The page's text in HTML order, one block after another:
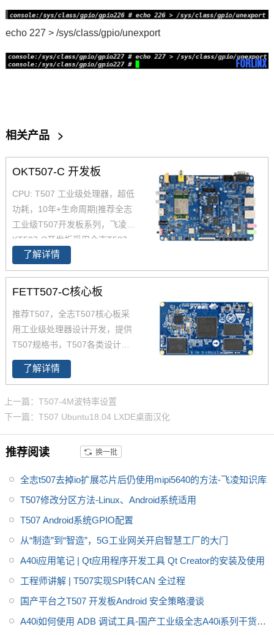
echo 227 > /sys/class/gpio/unexport
相关产品 >
OKT507-C 开发板
CPU: T507 工业级处理器，超低
功耗，10年+生命周期|推荐全志
工业级T507开发板系列，飞凌O
KT507-C开发板采用全志T507
四核工业级处理器 T507设计开
发，Cortex-A53架构，工业级宽
温，性能强，低功耗，是一款高
的开发设计资料，提供产品规格
书，软硬件手册等，全志的T507
适用于车载电子、电力、医疗、
工业控制、物联网、智能终端等
领域。
了解详情
FETT507-C核心板
推荐T507，全志T507核心板采
用工业级处理器设计开发，提供
T507规格书，T507各类设计资
料。FETT507-C核心板集成全志
T507四核工业级处理器设计开
Hz，集成G31 GPU，内存2GB D
DR3L，存储8GB eMMC。整板
工业级运行温宽，支持绝大部分
当前流行的视频及图片格式解
性能、低功耗以及丰富的用户接
口等优势，搭载Linux、Androi
制、物联网、智能终端等领域
了解详情
上一篇：T507-4M波特率设置
下一篇：T507 Ubuntu18.04 LXDE桌面汉化
推荐阅读 换一批
全志t507去掉io扩展芯片后仍使用mipi5640的方法-飞凌知识库
T507修改分区方法-Linux、Android系统适用
T507 Android系统GPIO配置
从“制造”到“智造”，5G工业网关开启智慧工厂的大门
A40i应用笔记 | Qt应用程序开发工具 Qt Creator的安装及使用
工程师讲解 | T507实现SPI转CAN 全过程
国产平台之T507 开发板Android 安全策略漫谈
A40i如何使用 ADB 调试工具-国产工业级全志A40i系列干货分